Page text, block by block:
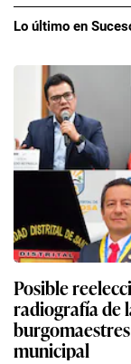
Lo último en
Posible
radiografía de
municipal